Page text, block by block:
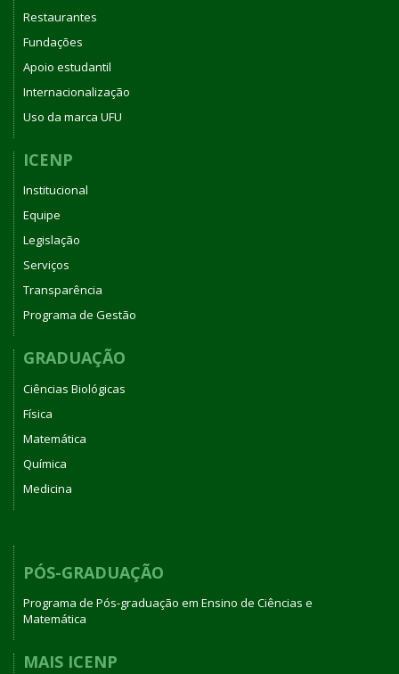
Restaurantes
Fundações
Apoio estudantil
Internacionalização
Uso da marca UFU
ICENP
Institucional
Equipe
Legislação
Serviços
Transparência
Programa de Gestão
GRADUAÇÃO
Ciências Biológicas
Física
Matemática
Química
Medicina
PÓS-GRADUAÇÃO
Programa de Pós-graduação em Ensino de Ciências e
Matemática
MAIS ICENP